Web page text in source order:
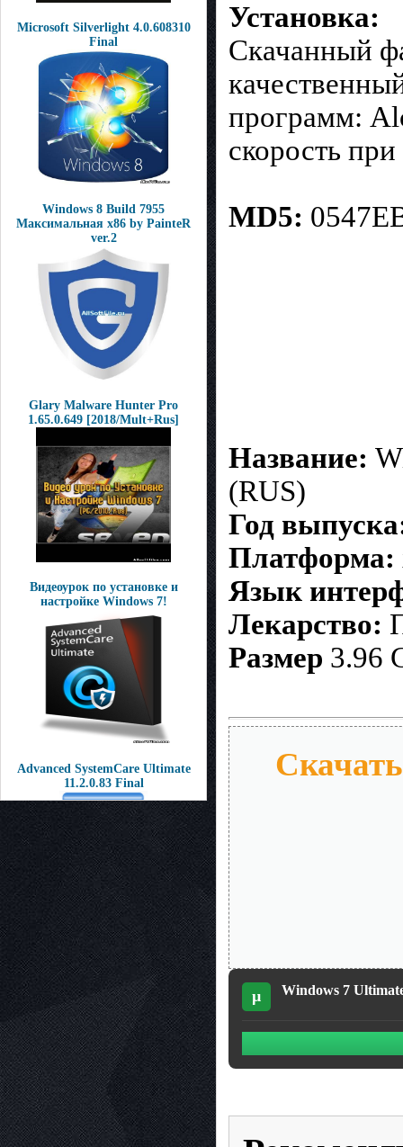
Microsoft Silverlight 4.0.608310
Final
Windows 8 Build 7955
Максимальная x86 by PainteR
ver.2
Glary Malware Hunter Pro
1.65.0.649 [2018/Mult+Rus]
Видеоурок по установке и
настройке Windows 7!
Advanced SystemCare Ultimate
11.2.0.83 Final
Установка:
Скачанный
программ:
скорость
MD5:
Название:
(RUS)
Год
Платформа:
Язык
Лекарство:
Размер 3.96
µ Windows 7